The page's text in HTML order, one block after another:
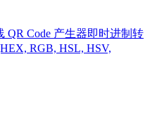
QR Code 产生器即时进制转
RGB, HSL, HSV,